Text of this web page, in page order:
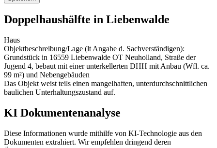
Doppelhaushälfte in Liebenwalde
Haus
Objektbeschreibung/Lage (lt Angabe d. Sachverständigen):
Grundstück in 16559 Liebenwalde OT Neuholland, Straße der
Jugend 4, bebaut mit einer unterkellerten DHH mit Anbau (Wfl. ca.
99 m²) und Nebengebäuden
Das Objekt weist teils einen mangelhaften, unterdurchschnittlichen
baulichen Unterhaltungszustand auf.
KI Dokumentenanalyse
Diese Informationen wurde mithilfe von KI-Technologie aus den
Dokumenten extrahiert. Wir empfehlen dringend deren